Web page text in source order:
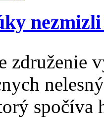
združenie
spočíva